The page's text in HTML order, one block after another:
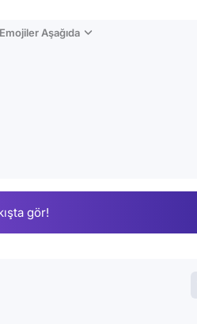
Aşağıda
gör!